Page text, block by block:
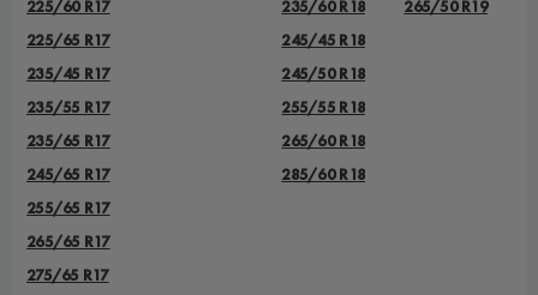
225/60 R17
225/65 R17
235/45 R17
235/55 R17
235/65 R17
245/65 R17
255/65 R17
265/65 R17
275/65 R17
235/60 R18
245/45 R18
245/50 R18
255/55 R18
265/60 R18
285/60 R18
265/50 R19